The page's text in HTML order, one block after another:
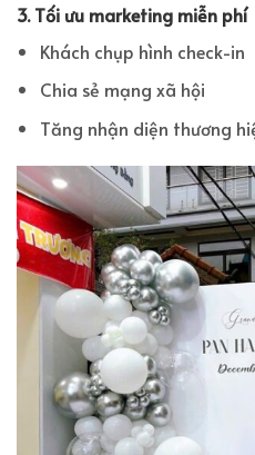
3. Tối ưu marketing miễn phí
Khách chụp hình check-in
Chia sẻ mạng xã hội
Tăng nhận diện thương